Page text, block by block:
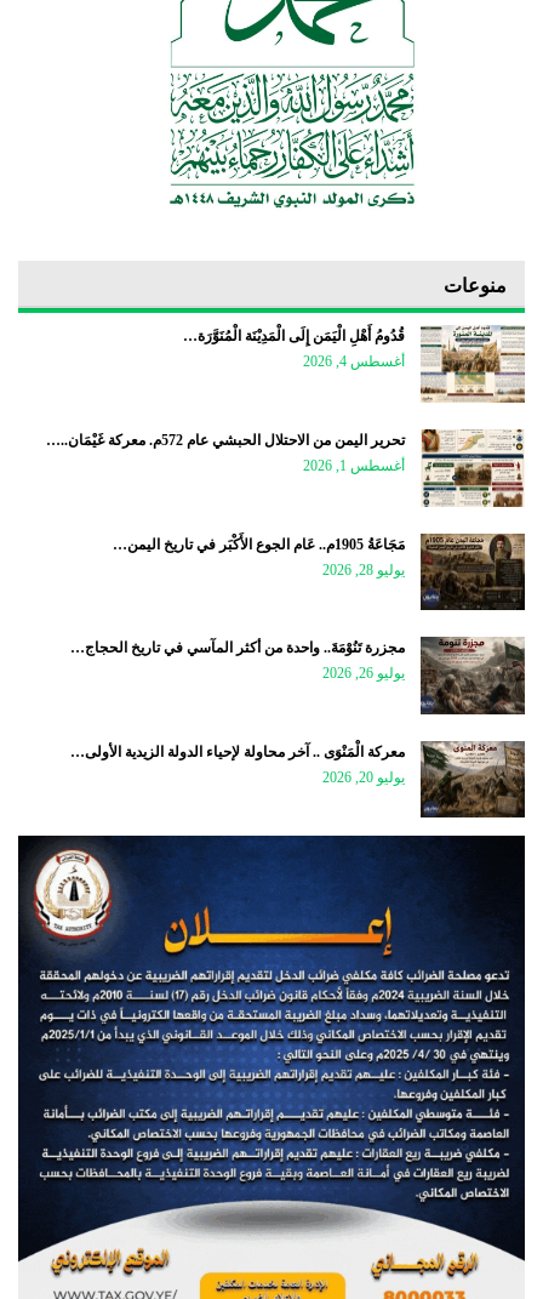
منوعات
قُدُومُ أَهْلِ الْيَمَن إِلَى الْمَدِيْنَة الْمُنَوَّرَة…
أغسطس 4, 2026
تحرير اليمن من الاحتلال الحبشي عام 572م. معركة غَيْمَان..…
أغسطس 1, 2026
مَجَاعَةُ 1905م.. عَام الجوع الأَكْبَر في تاريخ اليمن…
يوليو 28, 2026
مجزرة تَنُوْمَةَ.. واحدة من أكثر المآسي في تاريخ الحجاج…
يوليو 26, 2026
معركة الْمَنْوَى .. آخر محاولة لإحياء الدولة الزيدية الأولى…
يوليو 20, 2026